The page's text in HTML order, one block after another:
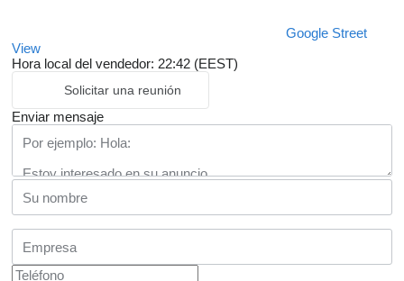
Google Street
View
Hora local del vendedor: 22:42 (EEST)
Solicitar una reunión
Enviar mensaje